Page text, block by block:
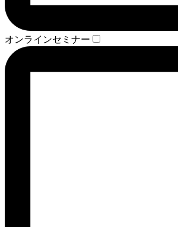
オンラインセミナー